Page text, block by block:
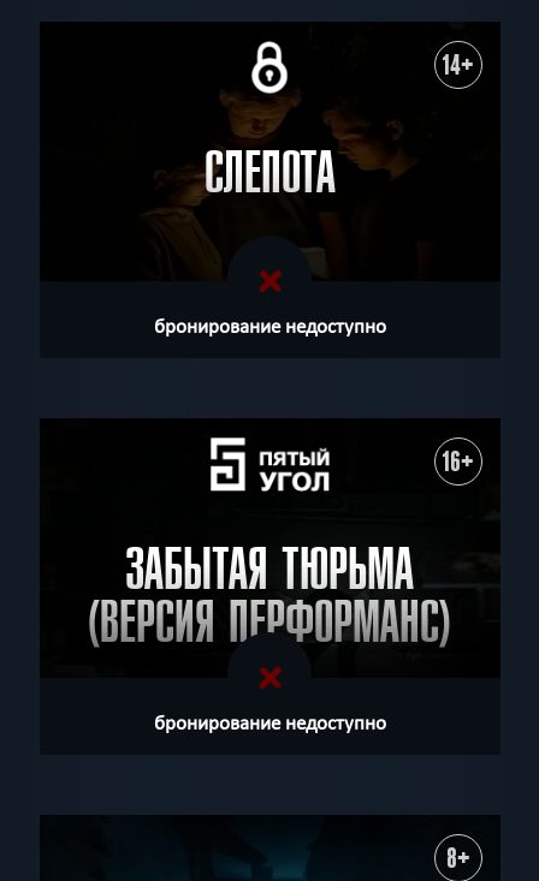
14+
СЛЕПОТА
бронирование недоступно
16+
ЗАБЫТАЯ ТЮРЬМА
(ВЕРСИЯ ПЕРФОРМАНС)
бронирование недоступно
8+